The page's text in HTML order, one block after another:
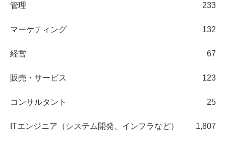
管理 233
マーケティング 132
経営 67
販売・サービス 123
コンサルタント 25
ITエンジニア（システム開発、インフラなど） 1,807